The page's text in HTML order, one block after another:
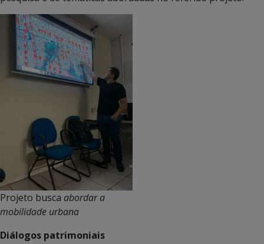
Projeto busca abordar a
mobilidade urbana
Diálogos patrimoniais